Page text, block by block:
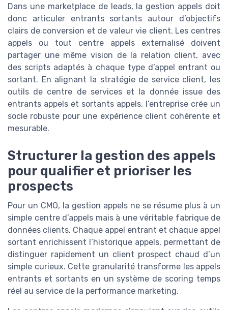
Dans une marketplace de leads, la gestion appels doit
donc articuler entrants sortants autour d’objectifs
clairs de conversion et de valeur vie client. Les centres
appels ou tout centre appels externalisé doivent
partager une même vision de la relation client, avec
des scripts adaptés à chaque type d’appel entrant ou
sortant. En alignant la stratégie de service client, les
outils de centre de services et la donnée issue des
entrants appels et sortants appels, l’entreprise crée un
socle robuste pour une expérience client cohérente et
mesurable.
Structurer la gestion des appels
pour qualifier et prioriser les
prospects
Pour un CMO, la gestion appels ne se résume plus à un
simple centre d’appels mais à une véritable fabrique de
données clients. Chaque appel entrant et chaque appel
sortant enrichissent l’historique appels, permettant de
distinguer rapidement un client prospect chaud d’un
simple curieux. Cette granularité transforme les appels
entrants et sortants en un système de scoring temps
réel au service de la performance marketing.